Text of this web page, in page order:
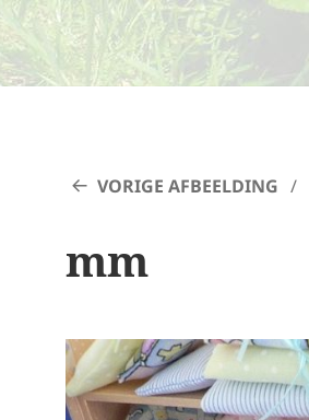
VORIGE AFBEELDING
mm